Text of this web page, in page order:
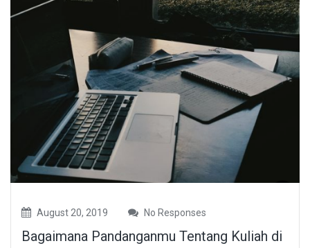
August 20, 2019 No Responses
Bagaimana Pandanganmu Tentang Kuliah di